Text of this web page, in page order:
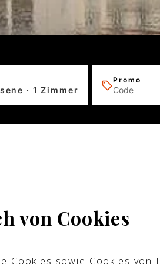
· 1 Zimmer
Promo
von Cookies
sowie Cookies